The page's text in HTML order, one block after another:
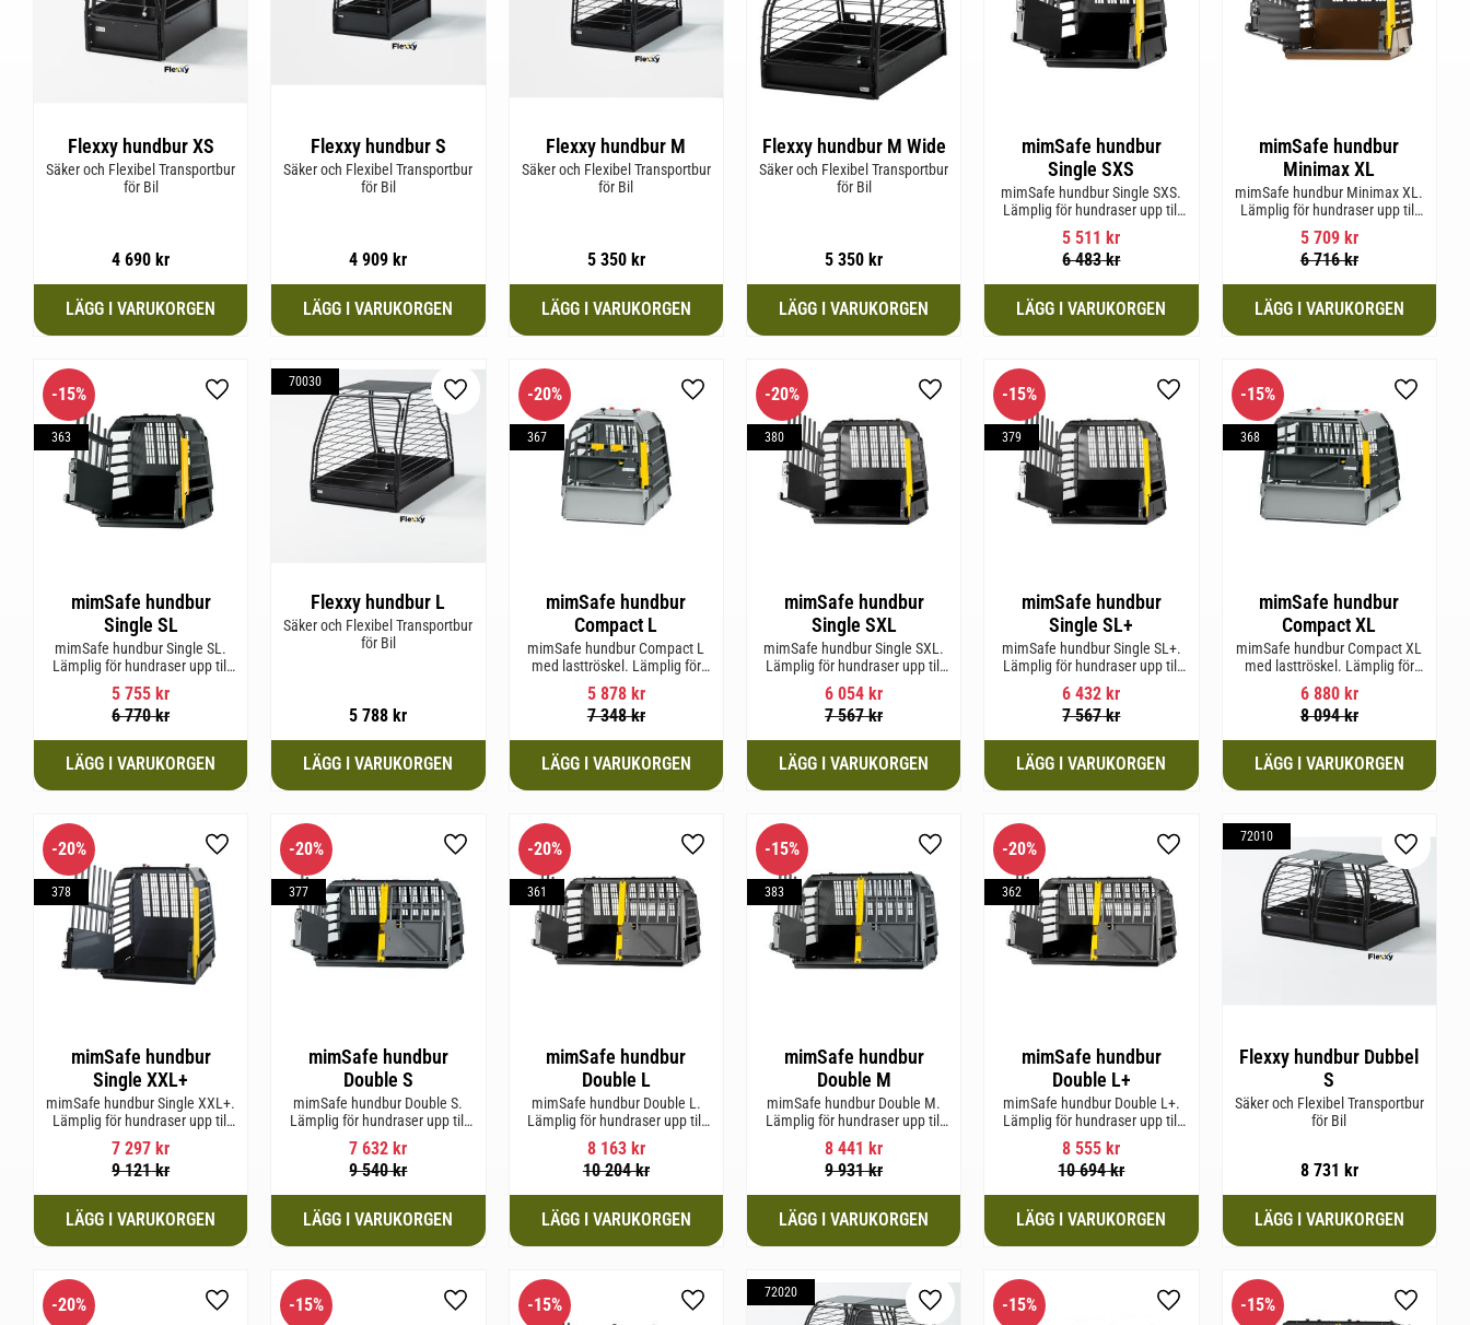
Flexxy hundbur XS
Säker och Flexibel Transportbur
för Bil
4 690 kr
Flexxy hundbur S
Säker och Flexibel Transportbur
för Bil
4 909 kr
Flexxy hundbur M
Säker och Flexibel Transportbur
för Bil
5 350kr
Flexxy hundbur M Wide
Säker och Flexibel Transportbur
för Bil
5 350 kr
mimSafe hundbur
Single SXS
mimSafe hundbur Single SXS.
Lämplig för hundraser upp till
52 cm i mankhöjd.
5 511 kr
6 483kr
mimSafe hundbur
Minimax XL
mimSafe hundbur Minimax XL.
Lämplig för hundraser upp till
38 cm i mankhöjd.
5 709kr
6 716kr
mimSafe hundbur
Single SL
mimSafe hundbur Single SL.
Lämplig för hundraser upp till
58 cm i mankhöjd.
5 755 kr
6 770kr
15%
363
Lägg till i favoriter
Flexxy hundbur L
Säker och Flexibel Transportbur
för Bil
5 788 kr
70030
Lägg till i favoriter
mimSafe hundbur
Compact L
mimSafe hundbur Compact L
med lasttröskel. Lämplig för
hundraser upp till 58 cm i
mankhöjd.
5 878kr
7 348kr
20%
367
Lägg till i favoriter
mimSafe hundbur
Single SXL
mimSafe hundbur Single SXL.
Lämplig för hundraser upp till
64 cm i mankhöjd.
6 054 kr
7 567kr
20%
380
Lägg till i favoriter
mimSafe hundbur
Single SL+
mimSafe hundbur Single SL+.
Lämplig för hundraser upp till
62 cm i mankhöjd.
6 432 kr
7 567kr
15%
379
Lägg till i favoriter
mimSafe hundbur
Compact XL
mimSafe hundbur Compact XL
med lasttröskel. Lämplig för
hundraser upp till 58 cm i
mankhöjd.
6 880kr
8 094kr
15%
368
Lägg till
mimSafe hundbur
Single XXL+
mimSafe hundbur Single XXL+.
Lämplig för hundraser upp till
71 cm i mankhöjd.
7 297 kr
9 121kr
20%
378
Lägg till i favoriter
mimSafe hundbur
Double S
mimSafe hundbur Double S.
Lämplig för hundraser upp till
52 cm i mankhöjd.
7 632 kr
9 540kr
20%
377
Lägg till i favoriter
mimSafe hundbur
Double L
mimSafe hundbur Double L.
Lämplig för hundraser upp till
58 cm i mankhöjd.
8 163kr
10 204kr
20%
361
Lägg till i favoriter
mimSafe hundbur
Double M
mimSafe hundbur Double M.
Lämplig för hundraser upp till
58 cm i mankhöjd.
8 441 kr
9 931kr
15%
383
Lägg till i favoriter
mimSafe hundbur
Double L+
mimSafe hundbur Double L+.
Lämplig för hundraser upp till
62 cm i mankhöjd
8 555 kr
10 694kr
20%
362
Lägg till i favoriter
Flexxy hundbur Dubbel
S
Säker och Flexibel Transportbur
för Bil
8 731 kr
72010
Lägg till
20% Lägg till i favoriter
15% Lägg till i favoriter
15% Lägg till i favoriter
72020
Lägg till i favoriter
15% Lägg till i favoriter
15% Lägg till